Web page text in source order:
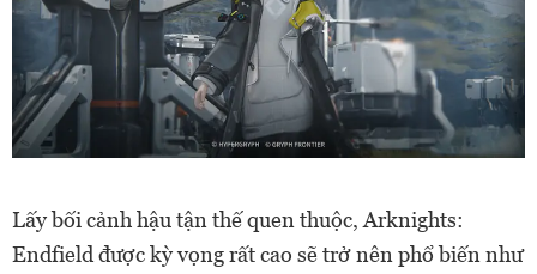
Lấy bối cảnh hậu tận thế quen thuộc, Arknights:
Endfield được kỳ vọng rất cao sẽ trở nên phổ biến như